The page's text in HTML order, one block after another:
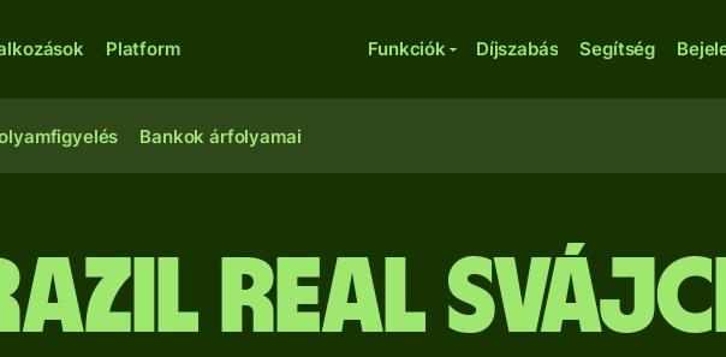
Platform Funkciók Díjszabás Segítség
Bankok árfolyamai
real svájci